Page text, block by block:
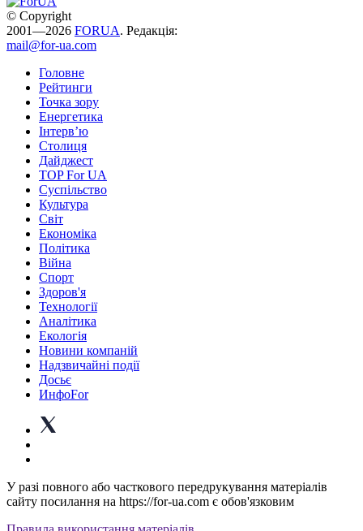
© Copyright
2001—2026 FORUA. Редакція:
mail@for-ua.com
Головне
Рейтинги
Точка зору
Енергетика
Інтерв’ю
Столиця
Дайджест
TOP For UA
Суспiльство
Культура
Світ
Економіка
Політика
Війна
Спорт
Здоров'я
Технології
Аналітика
Екологія
Новини компаній
Надзвичайні події
Досьє
ИнфоFor
У разі повного або часткового передрукування матеріалів
сайту посилання на https://for-ua.com є обов'язковим